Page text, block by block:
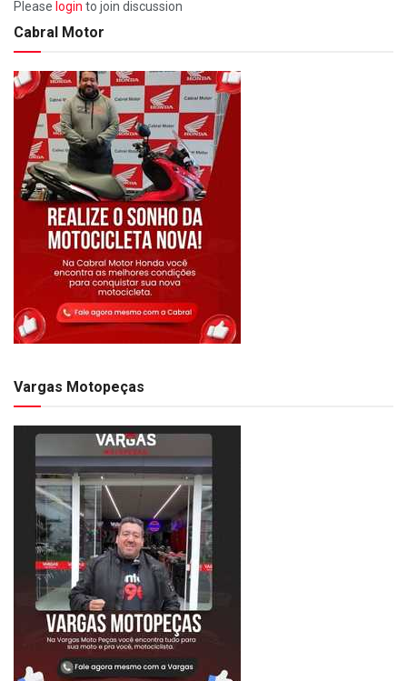
Please login to join discussion
Cabral Motor
Vargas Motopeças